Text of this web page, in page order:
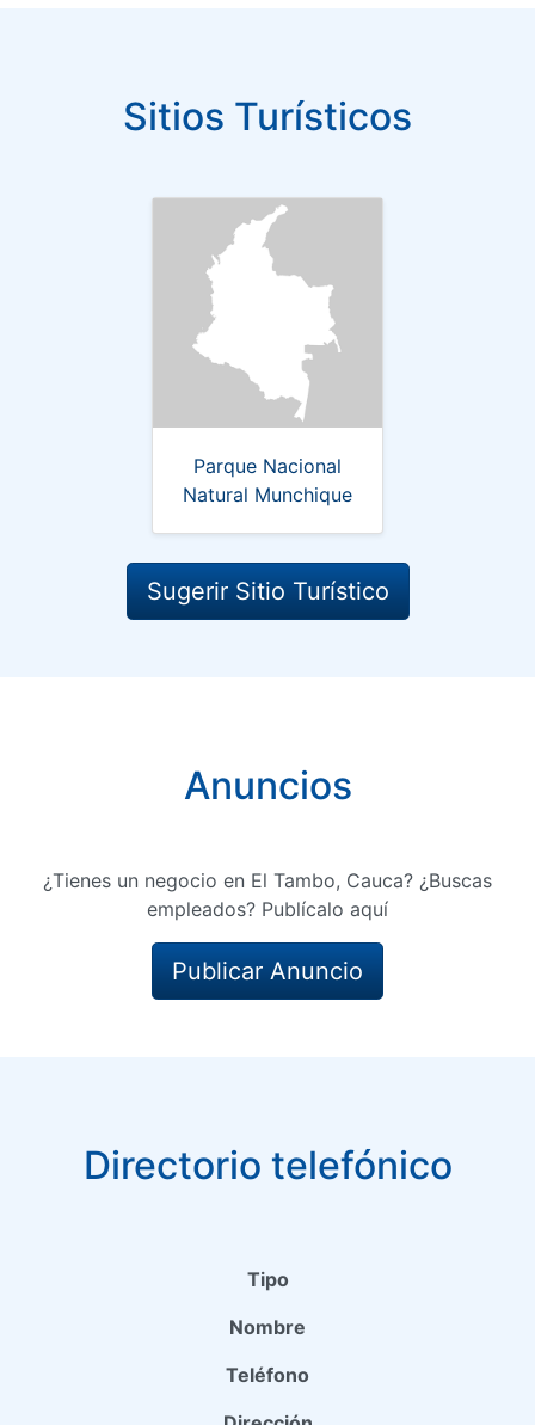
Sitios Turísticos
Parque Nacional
Natural Munchique
Sugerir Sitio Turístico
Anuncios
¿Tienes un negocio en El Tambo, Cauca? ¿Buscas
empleados? Publícalo aquí
Publicar Anuncio
Directorio telefónico
Tipo
Nombre
Teléfono